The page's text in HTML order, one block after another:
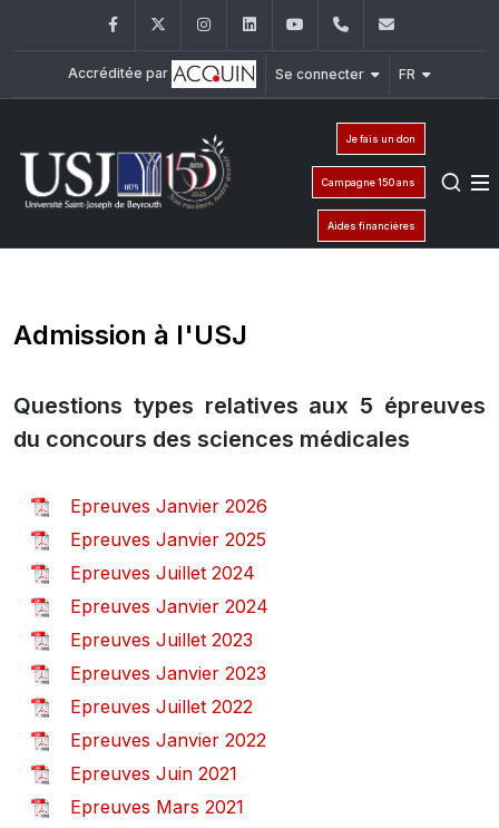
FacebookTwitter InstagramLinkedInYouTube+961 (1) 421 000
Accréditée par Se connecter FR
Je fais un don
Campagne 150 ans
Aides financières
Admission à l'USJ
Questions types relatives aux 5 épreuves
du concours des sciences médicales
Epreuves Janvier 2026
Epreuves Janvier 2025
Epreuves Juillet 2024
Epreuves Janvier 2024
Epreuves Juillet 2023
Epreuves Janvier 2023
Epreuves Juillet 2022
Epreuves Janvier 2022
Epreuves Juin 2021
Epreuves Mars 2021